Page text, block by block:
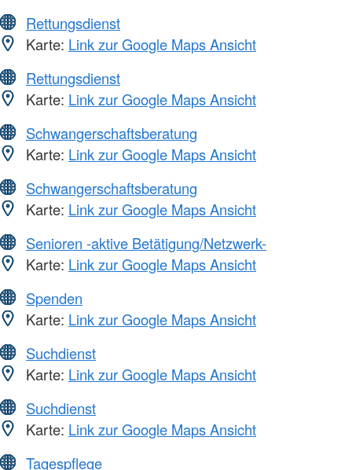
Rettungsdienst
Karte: Link zur Google Maps Ansicht
Rettungsdienst
Karte: Link zur Google Maps Ansicht
Schwangerschaftsberatung
Karte: Link zur Google Maps Ansicht
Schwangerschaftsberatung
Karte: Link zur Google Maps Ansicht
Senioren -aktive Betätigung/Netzwerk-
Karte: Link zur Google Maps Ansicht
Spenden
Karte: Link zur Google Maps Ansicht
Suchdienst
Karte: Link zur Google Maps Ansicht
Suchdienst
Karte: Link zur Google Maps Ansicht
Tagespflege